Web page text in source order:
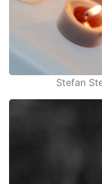
Stefan